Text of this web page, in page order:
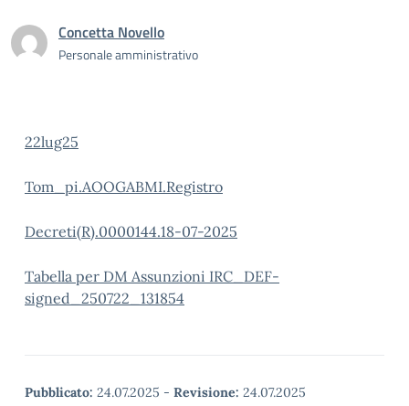
Concetta Novello
Personale amministrativo
22lug25
Tom_pi.AOOGABMI.Registro
Decreti(R).0000144.18-07-2025
Tabella per DM Assunzioni IRC_DEF-
signed_250722_131854
Pubblicato: 24.07.2025 - Revisione: 24.07.2025